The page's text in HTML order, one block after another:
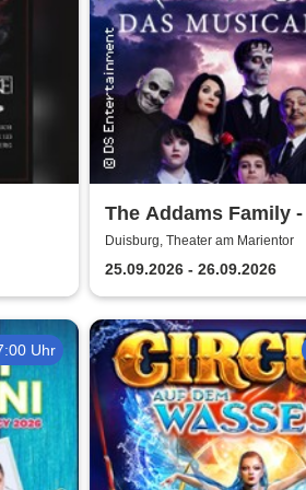
The Addams Family
Musical
Duisburg, Theater am Marientor
25.09.2026 - 26.09.2026
Uhr